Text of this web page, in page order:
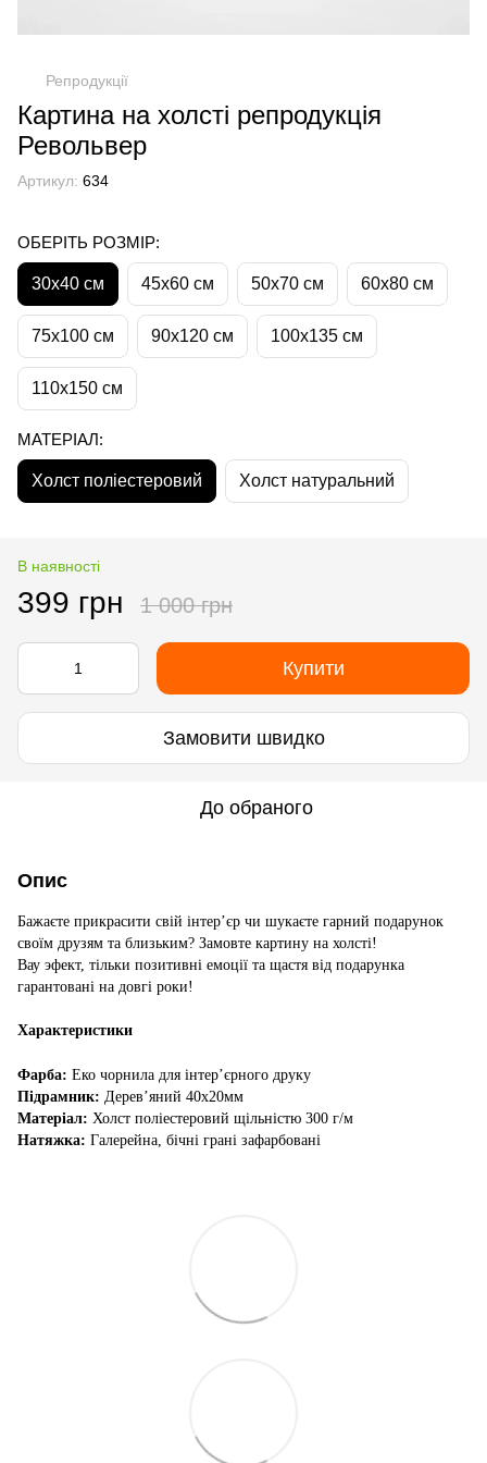
Репродукції
Картина на холсті репродукція
Револьвер
Артикул: 634
ОБЕРІТЬ РОЗМІР:
30х40 см 45х60 см 50х70 см 60х80 см
75х100 см 90х120 см 100х135 см
110х150 см
МАТЕРІАЛ:
Холст поліестеровий Холст натуральний
В наявності
399 грн 1 000 грн
Купити
Замовити швидко
До обраного
Опис
Бажаєте прикрасити свій інтер’єр чи шукаєте гарний подарунок
своїм друзям та близьким? Замовте картину на холсті!
Вау эфект, тільки позитивні емоції та щастя від подарунка
гарантовані на довгі роки!
Характеристики
Фарба: Еко чорнила для інтер’єрного друку
Підрамник: Дерев’яний 40х20мм
Матеріал: Холст поліестеровий щільністю 300 г/м
Натяжка: Галерейна, бічні грані зафарбовані